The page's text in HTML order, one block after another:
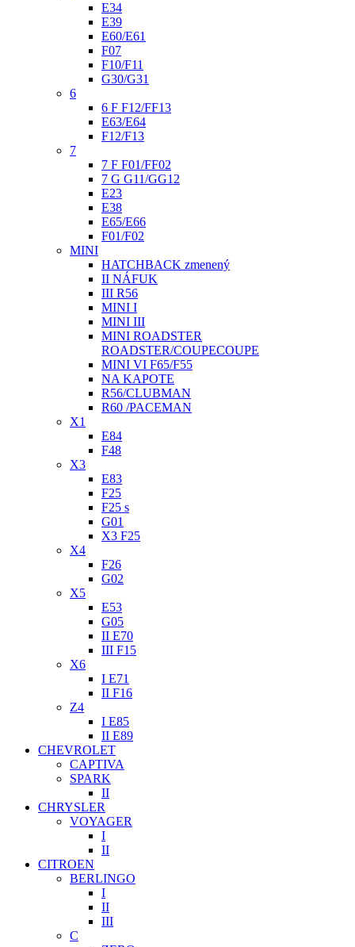
E34
E39
E60/E61
F07
F10/F11
G30/G31
6
6 F F12/FF13
E63/E64
F12/F13
7
7 F F01/FF02
7 G G11/GG12
E23
E38
E65/E66
F01/F02
MINI
HATCHBACK zmenený
II NÁFUK
III R56
MINI I
MINI III
MINI ROADSTER
ROADSTER/COUPECOUPE
MINI VI F65/F55
NA KAPOTE
R56/CLUBMAN
R60 /PACEMAN
X1
E84
F48
X3
E83
F25
F25 s
G01
X3 F25
X4
F26
G02
X5
E53
G05
II E70
III F15
X6
I E71
II F16
Z4
I E85
II E89
CHEVROLET
CAPTIVA
SPARK
II
CHRYSLER
VOYAGER
I
II
CITROEN
BERLINGO
I
II
III
C